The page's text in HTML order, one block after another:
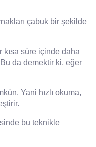
çabuk bir şekilde
kısa süre içinde daha
da demektir ki, eğer
Yani hızlı okuma,
bu teknikle